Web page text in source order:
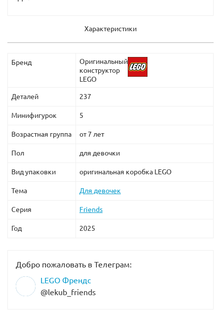
Характеристики
Бренд
Оригинальный
конструктор
LEGO
Деталей 237
Минифигурок 5
Возрастная группа от 7 лет
Пол для девочки
Вид упаковки оригинальная коробка LEGO
Тема Для девочек
Серия Friends
Год 2025
Добро пожаловать в Телеграм:
LEGO Френдс
@lekub_friends